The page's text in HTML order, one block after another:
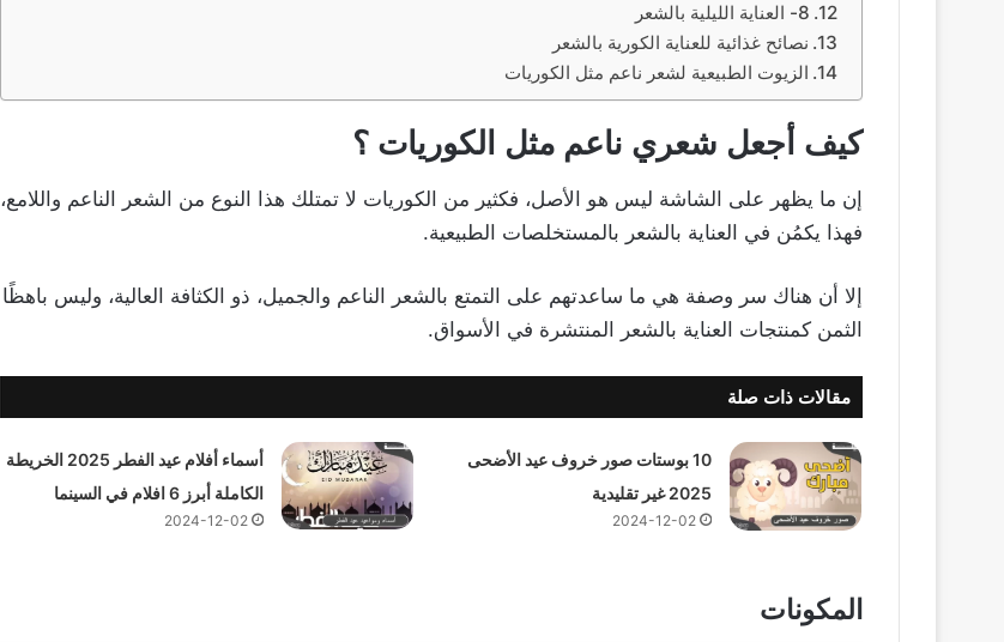
8- العناية الليلية بالشعر
نصائح غذائية للعناية الكورية بالشعر
الزيوت الطبيعية لشعر ناعم مثل الكوريات
كيف أجعل شعري ناعم مثل الكوريات ؟
إن ما يظهر على الشاشة ليس هو الأصل، فكثير من الكوريات لا تمتلك هذا النوع من الشعر الناعم واللامع،
فهذا يكمُن في العناية بالشعر بالمستخلصات الطبيعية.
إلا أن هناك سر وصفة هي ما ساعدتهم على التمتع بالشعر الناعم والجميل، ذو الكثافة العالية، وليس باهظًا
الثمن كمنتجات العناية بالشعر المنتشرة في الأسواق.
مقالات ذات صلة
10 بوستات صور خروف عيد الأضحى
2025 غير تقليدية
2024-12-02
أسماء أفلام عيد الفطر 2025 الخريطة
الكاملة أبرز 6 افلام في السينما
2024-12-02
المكونات